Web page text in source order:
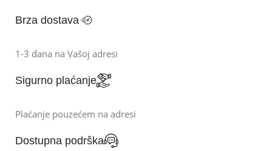
Brza dostava
1-3 dana na Vašoj adresi
Sigurno plaćanje
Plaćanje pouzećem na adresi
Dostupna podrška